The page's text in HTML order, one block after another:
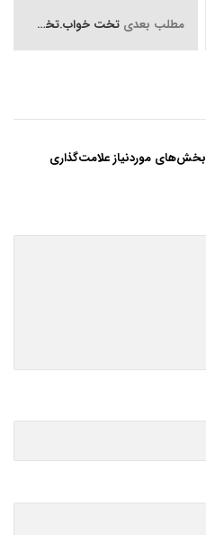
مطلب بعدی تخت خواب.تخت خواب یک نفره.تخت خواب دو نفره.تخت خواب سربازی
بخش‌های موردنیاز علامت‌گذاری